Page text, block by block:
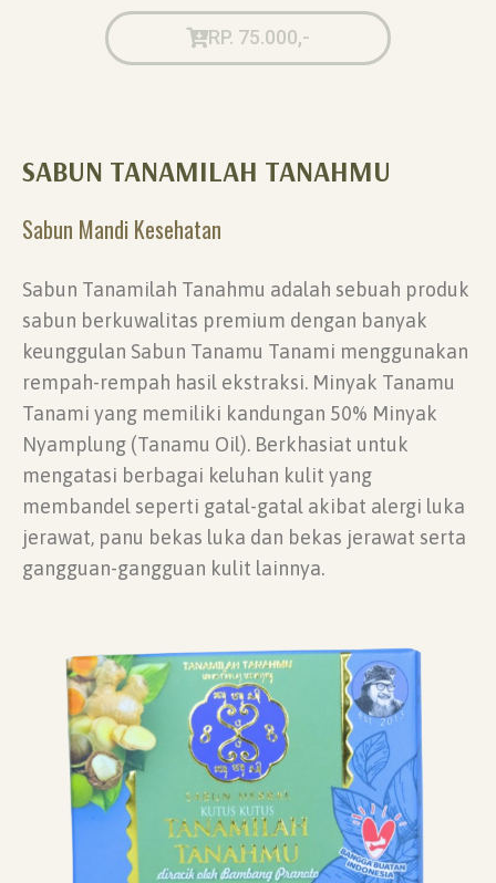
RP. 75.000,-
SABUN TANAMILAH TANAHMU
Sabun Mandi Kesehatan
Sabun Tanamilah Tanahmu adalah sebuah produk
sabun berkuwalitas premium dengan banyak
keunggulan Sabun Tanamu Tanami menggunakan
rempah-rempah hasil ekstraksi. Minyak Tanamu
Tanami yang memiliki kandungan 50% Minyak
Nyamplung (Tanamu Oil). Berkhasiat untuk
mengatasi berbagai keluhan kulit yang
membandel seperti gatal-gatal akibat alergi luka
jerawat, panu bekas luka dan bekas jerawat serta
gangguan-gangguan kulit lainnya.